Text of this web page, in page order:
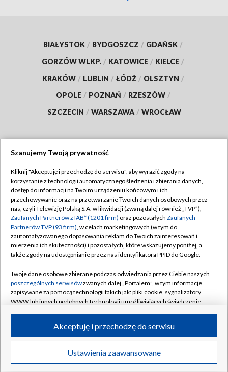
BIAŁYSTOK / BYDGOSZCZ / GDAŃSK /
GORZÓW WLKP. / KATOWICE / KIELCE /
KRAKÓW / LUBLIN / ŁÓDŹ / OLSZTYN /
OPOLE / POZNAŃ / RZESZÓW /
SZCZECIN / WARSZAWA / WROCŁAW
TVP
Abonament TVP
Emisja w TVP
Centrum informacji TVP
Naziemna Telewizja Cyfrowa
Rada Programowa
System NOS
Informacje o nadawcy
Program dla prasy
Ogłoszenie przetargowe
Regulamin TVP
Polityka prywatności
Moje zgody
Pomoc
Kontakt
Kanały
©2026 Telewizja Polska S.A. w likwidacji
Szanujemy Twoją prywatność
Kliknij "Akceptuję i przechodzę do serwisu", aby wyrazić zgody na
korzystanie z technologii automatycznego śledzenia i zbierania danych,
dostęp do informacji na Twoim urządzeniu końcowym i ich
przechowywanie oraz na przetwarzanie Twoich danych osobowych przez
nas, czyli Telewizję Polską S.A. w likwidacji (zwaną dalej również „TVP”),
Zaufanych Partnerów z IAB* (1201 firm) oraz pozostałych Zaufanych
Partnerów TVP (93 firm), w celach marketingowych (w tym do
zautomatyzowanego dopasowania reklam do Twoich zainteresowań i
mierzenia ich skuteczności) i pozostałych, które wskazujemy poniżej, a
także zgody na udostępnianie przez nas identyfikatora PPID do Google.
Twoje dane osobowe zbierane podczas odwiedzania przez Ciebie naszych
poszczególnych serwisówzwanych dalej „Portalem”, w tym informacje
zapisywane za pomocą technologii takich jak: pliki cookie, sygnalizatory
WWW lub innych podobnych technologii umożliwiających świadczenie
ruchu w Internecie.
Twoje dane osobowe zbierane podczas odwiedzania przez Ciebie
poszczególnych serwisówna Portalu, takie jak adresy IP, identyfikatory
Ustawienia zaawansowane
Akceptuję i przechodzę do serwisu